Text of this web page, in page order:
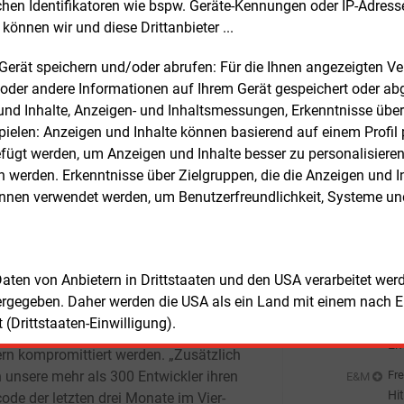
Identifikatoren wie bspw. Geräte-Kennungen oder IP-
wir und diese Drittanbieter ...
speichern und/oder abrufen: Für die Ihnen angezeigten
andere Informationen auf Ihrem Gerät gespeichert oder
Inhalte, Anzeigen- und Inhaltsmessungen, Erkenntnisse
Anzeigen und Inhalte können basierend auf einem Profil
werden, um Anzeigen und Inhalte besser zu
werden. Erkenntnisse über Zielgruppen, die die Anzeigen und
verwendet werden, um Benutzerfreundlichkeit, Systeme
von Anbietern in Drittstaaten und den USA verarbeitet
Daher werden die USA als ein Land mit einem nach
(Drittstaaten-Einwilligung).
noch zu spüren. Bis Weihnachten
die Kisters Gruppe die vollständige
März 2022 hatte sie schließlich die
wieder aufnehmen
Klaus Kisters im Gespräch mit
im August dieses Jahres
hatte das Unternehmen der
hätten dringend dazu geraten, die
komplett neu
denn auch Backups könnten von
kompromittiert werden. „Zusätzlich
unsere mehr als 300 Entwickler ihren
der letzten drei Monate im Vier-
E&M
E&M
E&M
E&M